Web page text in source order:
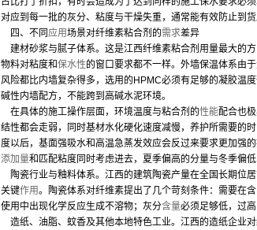
对应到每一批的灰分、粘度与干燥失重，通常能有效防止到
四、不同 应用场景对纤维素粘合剂的需求差异
建材砂浆与腻子体系。这是江西纤维素粘合剂用量最大的
物料对粘度和保水性的窗口要求都不一样。外墙保温体系由
风险都比内墙复杂得多，选用的HPMC必须有足够的凝胶温
碱性内墙配方，不能跨到高碱水泥环境。
在具体的施工操作层面，环境温度与粘合剂的性能配合也
结性都会走弱，同时基材水化硬化速度减慢，养护所需要的
度以后，基面强吸水和高温急蒸发效应会反过来要求更加强
添加量和匹配粘度同时考虑进去，夏季偏高的分量与冬季偏
陶瓷行业与釉料体系。江西的建筑陶瓷产量在全国长期位
关键作用。陶瓷体系对纤维素提出了几个苛刻条件：需要在
使用中出现化学反应生成不溶物；灰分含量必须足够低，过
造纸、油脂、蚊香及其他本地特色工业。江西的造纸企业